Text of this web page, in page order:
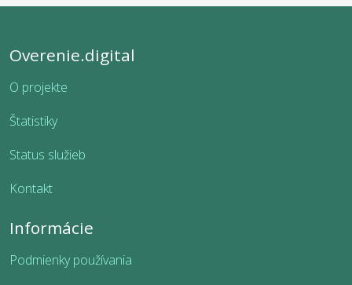
Overenie.digital
O projekte
Štatistiky
Status služieb
Kontakt
Informácie
Podmienky používania